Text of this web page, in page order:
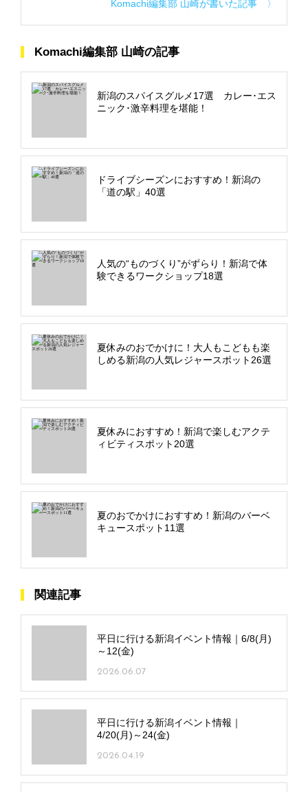
Komachi編集部 山崎が書いた記事 〉
Komachi編集部 山崎の記事
新潟のスパイスグルメ17選 カレー･エス
ニック･激辛料理を堪能！
ドライブシーズンにおすすめ！新潟の
「道の駅」40選
人気の“ものづくり”がずらり！新潟で体
験できるワークショップ18選
夏休みのおでかけに！大人もこどもも楽
しめる新潟の人気レジャースポット26選
夏休みにおすすめ！新潟で楽しむアクテ
ィビティスポット20選
夏のおでかけにおすすめ！新潟のバーベ
キュースポット11選
関連記事
平日に行ける新潟イベント情報｜6/8(月)
～12(金)
2026.06.07
平日に行ける新潟イベント情報｜
4/20(月)～24(金)
2026.04.19